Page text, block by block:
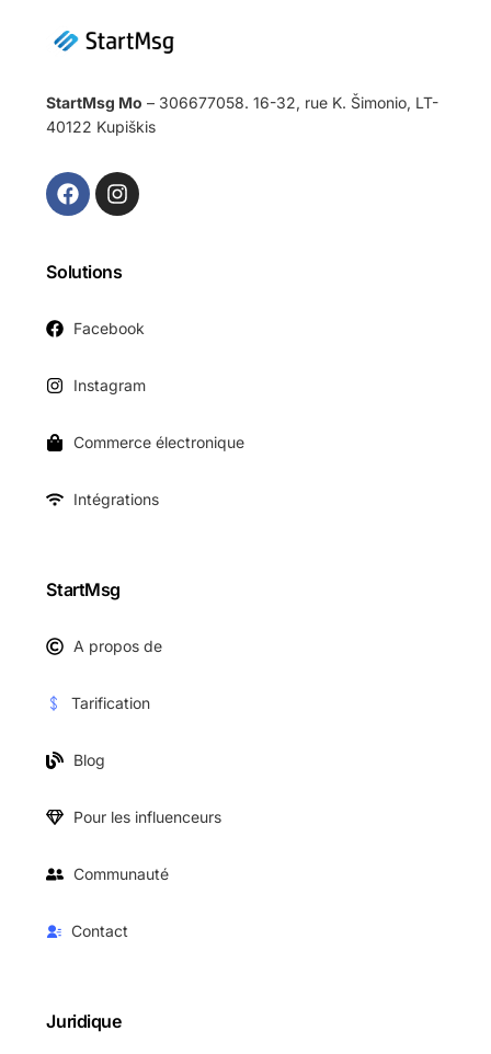
StartMsg Mo – 306677058. 16-32, rue K. Šimonio, LT-
40122 Kupiškis
Solutions
Facebook
Instagram
Commerce électronique
Intégrations
StartMsg
A propos de
Tarification
Blog
Pour les influenceurs
Communauté
Contact
Juridique